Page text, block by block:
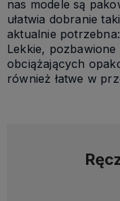
nas modele są
ułatwia dobranie
aktualnie
Lekkie,
obciążających
również łatwe w